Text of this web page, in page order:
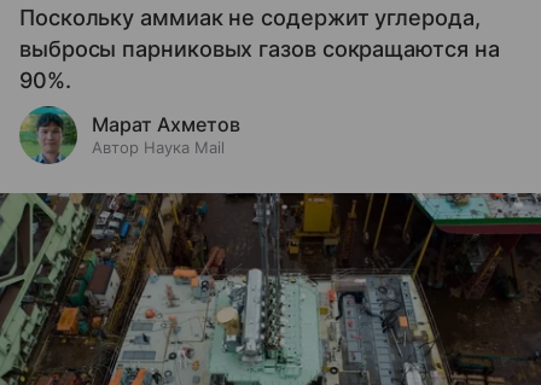
Поскольку аммиак не содержит углерода,
выбросы парниковых газов сокращаются на
90%.
Марат Ахметов
Автор Наука Mail